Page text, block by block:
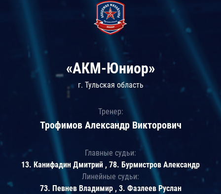
«АКМ-Юниор»
г. Тульская область
Тренер:
Трофимов Александр Викторович
Главные судьи:
13. Канифадин Дмитрий , 78. Бурмистров Александр
Линейные судьи:
73. Певнев Владимир , 3. Фазлеев Руслан